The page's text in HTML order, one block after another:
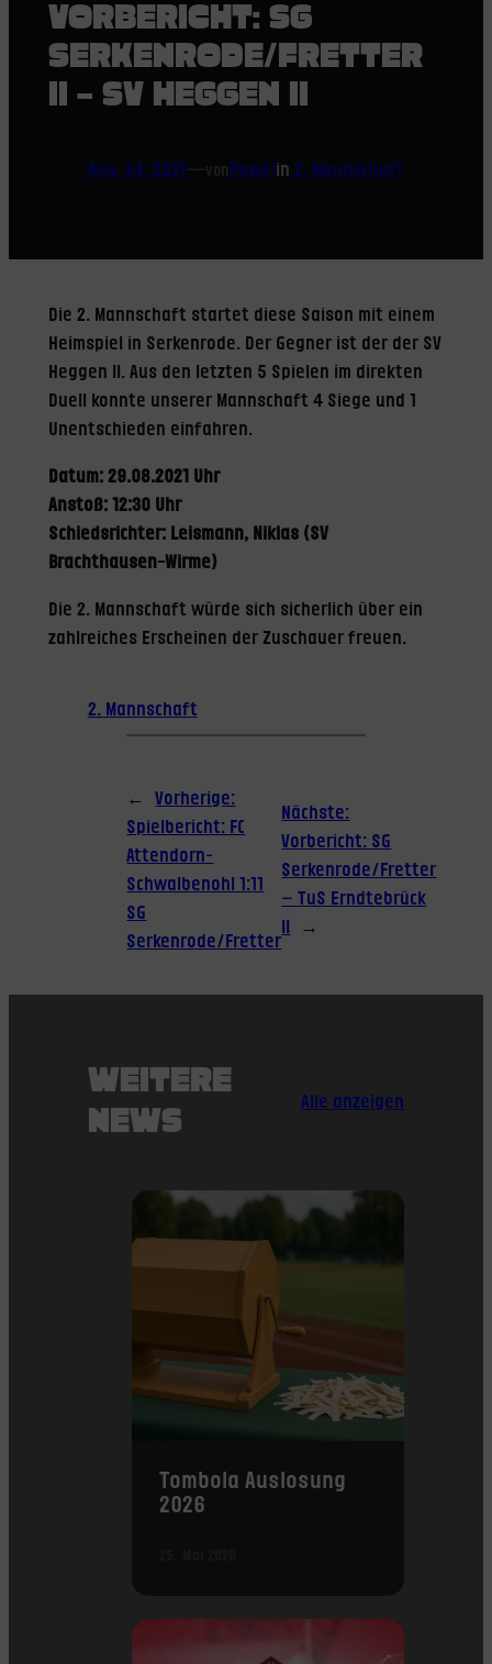
VORBERICHT: SG
SERKENRODE/FRETTER
II – SV HEGGEN II
Aug. 24, 2021—vonPawelin 2. Mannschaft
Die 2. Mannschaft startet diese Saison mit einem
Heimspiel in Serkenrode. Der Gegner ist der der SV
Heggen II. Aus den letzten 5 Spielen im direkten
Duell konnte unserer Mannschaft 4 Siege und 1
Unentschieden einfahren.
Datum: 29.08.2021 Uhr
Anstoß: 12:30 Uhr
Schiedsrichter: Leismann, Niklas (SV
Brachthausen-Wirme)
Die 2. Mannschaft würde sich sicherlich über ein
zahlreiches Erscheinen der Zuschauer freuen.
2. Mannschaft
← Vorherige:
Spielbericht: FC
Attendorn-
Schwalbenohl 1:11
SG
Serkenrode/Fretter
Nächste:
Vorbericht: SG
Serkenrode/Fretter
– TuS Erndtebrück
II
→
WEITERE
NEWS
Alle anzeigen
Tombola Auslosung
2026